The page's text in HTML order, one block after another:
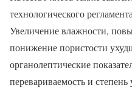
технологического
Увеличение влажности,
понижение пористости
органолептические
перевариваемость и